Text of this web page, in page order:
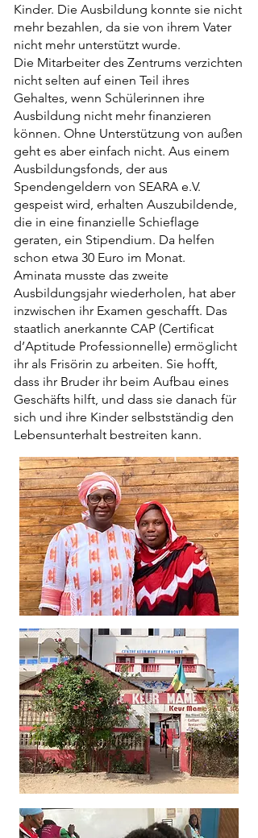
Kinder. Die Ausbildung konnte sie nicht
mehr bezahlen, da sie von ihrem Vater
nicht mehr unterstützt wurde.
Die Mitarbeiter des Zentrums verzichten
nicht selten auf einen Teil ihres
Gehaltes, wenn Schülerinnen ihre
Ausbildung nicht mehr finanzieren
können. Ohne Unterstützung von außen
geht es aber einfach nicht. Aus einem
Ausbildungsfonds, der aus
Spendengeldern von SEARA e.V.
gespeist wird, erhalten Auszubildende,
die in eine finanzielle Schieflage
geraten, ein Stipendium. Da helfen
schon etwa 30 Euro im Monat.
Aminata musste das zweite
Ausbildungsjahr wiederholen, hat aber
inzwischen ihr Examen geschafft. Das
staatlich anerkannte CAP (Certificat
d’Aptitude Professionnelle) ermöglicht
ihr als Frisörin zu arbeiten. Sie hofft,
dass ihr Bruder ihr beim Aufbau eines
Geschäfts hilft, und dass sie danach für
sich und ihre Kinder selbstständig den
Lebensunterhalt bestreiten kann.